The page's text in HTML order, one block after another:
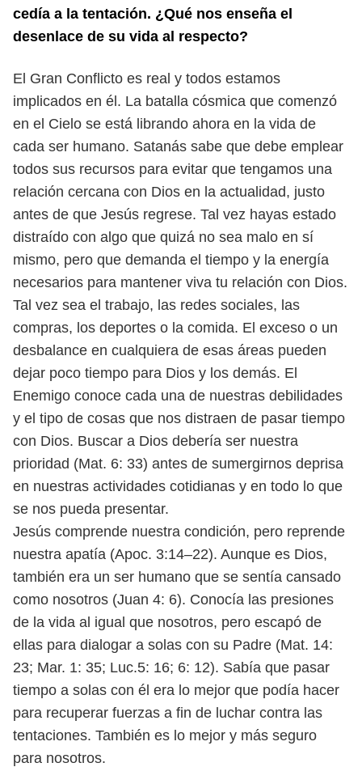
cedía a la tentación. ¿Qué nos enseña el
desenlace de su vida al respecto?
El Gran Conflicto es real y todos estamos
implicados en él. La batalla cósmica que comenzó
en el Cielo se está librando ahora en la vida de
cada ser humano. Satanás sabe que debe emplear
todos sus recursos para evitar que tengamos una
relación cercana con Dios en la actualidad, justo
antes de que Jesús regrese. Tal vez hayas estado
distraído con algo que quizá no sea malo en sí
mismo, pero que demanda el tiempo y la energía
necesarios para mantener viva tu relación con Dios.
Tal vez sea el trabajo, las redes sociales, las
compras, los deportes o la comida. El exceso o un
desbalance en cualquiera de esas áreas pueden
dejar poco tiempo para Dios y los demás. El
Enemigo conoce cada una de nuestras debilidades
y el tipo de cosas que nos distraen de pasar tiempo
con Dios. Buscar a Dios debería ser nuestra
prioridad (Mat. 6: 33) antes de sumergirnos deprisa
en nuestras actividades cotidianas y en todo lo que
se nos pueda presentar.
Jesús comprende nuestra condición, pero reprende
nuestra apatía (Apoc. 3:14–22). Aunque es Dios,
también era un ser humano que se sentía cansado
como nosotros (Juan 4: 6). Conocía las presiones
de la vida al igual que nosotros, pero escapó de
ellas para dialogar a solas con su Padre (Mat. 14:
23; Mar. 1: 35; Luc.5: 16; 6: 12). Sabía que pasar
tiempo a solas con él era lo mejor que podía hacer
para recuperar fuerzas a fin de luchar contra las
tentaciones. También es lo mejor y más seguro
para nosotros.